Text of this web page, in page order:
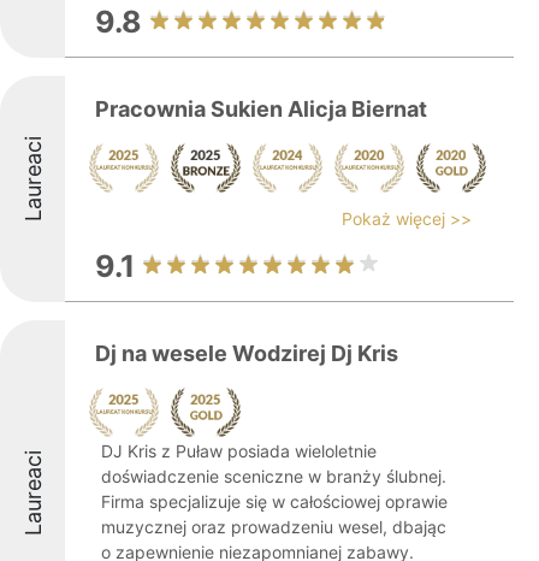
9.8
Laureaci
Pracownia Sukien Alicja Biernat
Pokaż więcej >>
9.1
Laureaci
Dj na wesele Wodzirej Dj Kris
DJ Kris z Puław posiada wieloletnie
doświadczenie sceniczne w branży ślubnej.
Firma specjalizuje się w całościowej oprawie
muzycznej oraz prowadzeniu wesel, dbając
o zapewnienie niezapomnianej zabawy.